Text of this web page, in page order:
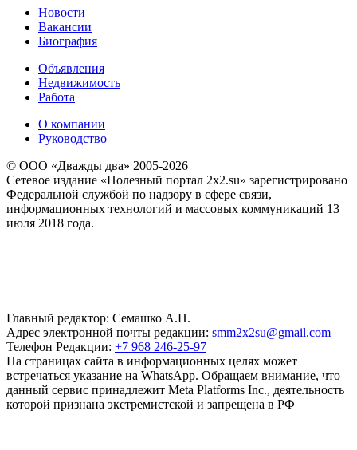
Новости
Вакансии
Биография
Объявления
Недвижимость
Работа
О компании
Руководство
© ООО «Дважды два» 2005-2026
Сетевое издание «Полезный портал 2x2.su» зарегистрировано
Федеральной службой по надзору в сфере связи,
информационных технологий и массовых коммуникаций 13
июля 2018 года.
Главный редактор: Семашко А.Н.
Адрес электронной почты редакции: smm2x2su@gmail.com
Телефон Редакции: +7 968 246-25-97
На страницах сайта в информационных целях может
встречаться указание на WhatsApp. Обращаем внимание, что
данный сервис принадлежит Meta Platforms Inc., деятельность
которой признана экстремистской и запрещена в РФ